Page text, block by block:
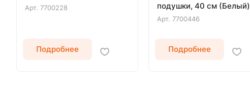
Арт. 7700228
Подробнее
подушки, 40 см (Белый)
Арт. 7700446
Подробнее